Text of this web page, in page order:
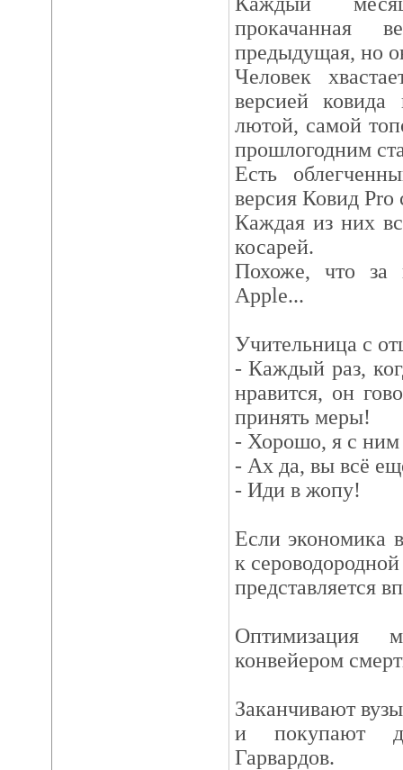
прокачанная
предыдущая, но
Человек
версией
лютой, самой
прошлогодним
Есть
версия Ковид
Каждая из них
косарей.
Похоже, что за
Apple...
Учительница с
- Каждый раз,
нравится, он
принять меры!
- Хорошо, я с ним
- Ах да, вы всё
- Иди в жопу!
Если экономика
к сероводородной
представляется
Оптимизация
конвейером
Заканчивают
и покупают
Гарвардов.